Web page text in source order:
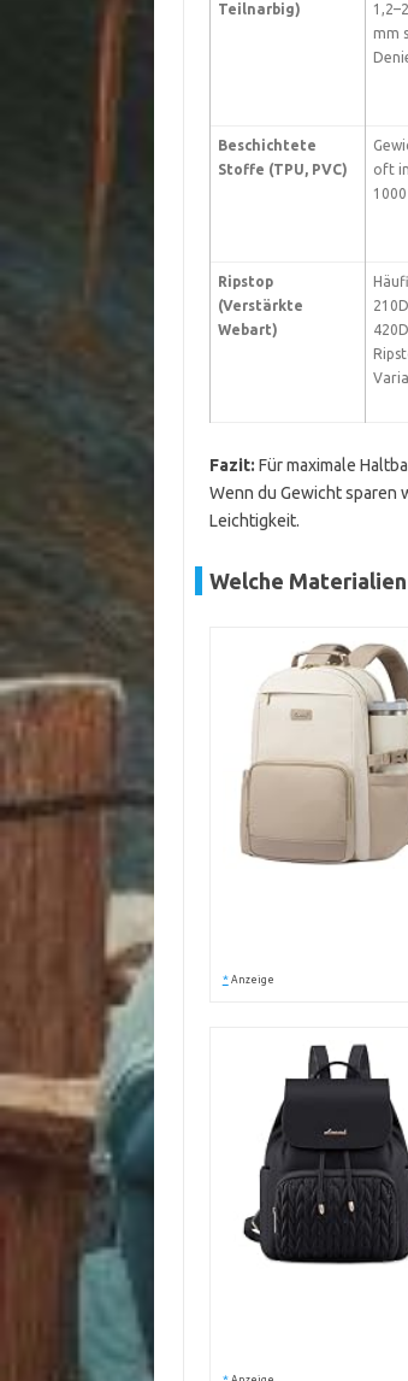
Teilnarbig)
mm
Beschichtete
Stoffe (TPU, PVC)
oft
Ripstop
(Verstärkte
Webart)
420D
Fazit: Für maximale
Wenn du Gewicht sparen
Leichtigkeit.
Welche
* Anzeige